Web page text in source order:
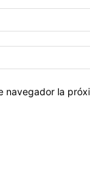
navegador la